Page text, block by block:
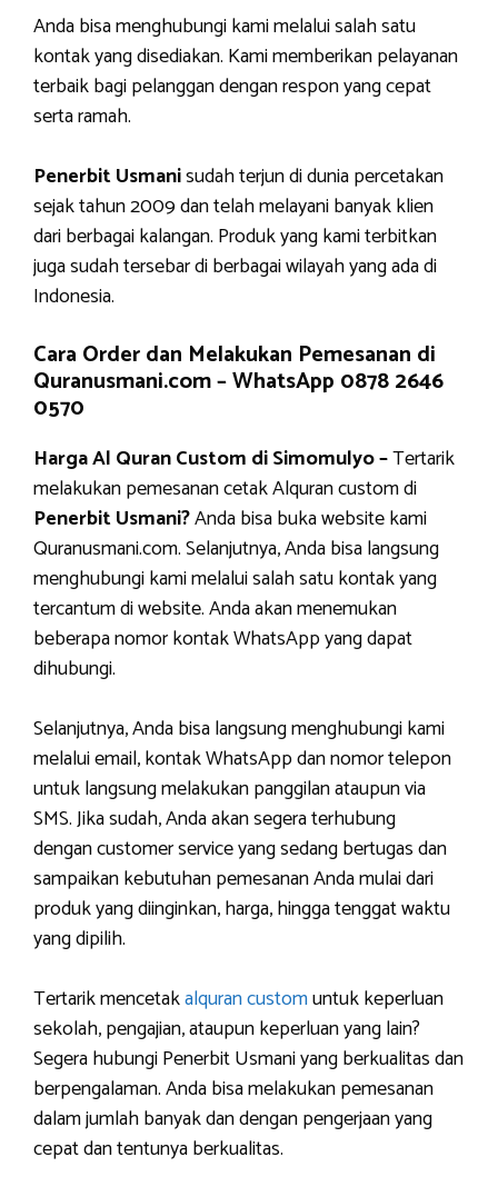
Anda bisa menghubungi kami melalui salah satu
kontak yang disediakan. Kami memberikan pelayanan
terbaik bagi pelanggan dengan respon yang cepat
serta ramah.
Penerbit Usmanisudah terjun di dunia percetakan
sejak tahun 2009 dan telah melayani banyak klien
dari berbagai kalangan. Produk yang kami terbitkan
juga sudah tersebar di berbagai wilayah yang ada di
Indonesia.
Cara Order dan Melakukan Pemesanan di
Quranusmani.com –WhatsApp 0878 2646
0570
Harga Al Quran Custom di Simomulyo –Tertarik
melakukan pemesanan cetak Alquran custom di
Penerbit Usmani?Anda bisa buka website kami
Quranusmani.com. Selanjutnya, Anda bisa langsung
menghubungi kami melalui salah satu kontak yang
tercantum di website. Anda akan menemukan
beberapa nomor kontak WhatsApp yang dapat
dihubungi.
Selanjutnya, Anda bisa langsung menghubungi kami
melalui email, kontak WhatsApp dan nomor telepon
untuk langsung melakukan panggilan ataupun via
SMS. Jika sudah, Anda akan segera terhubung
dengan customer service yang sedang bertugas dan
sampaikan kebutuhan pemesanan Anda mulai dari
produk yang diinginkan, harga, hingga tenggat waktu
yang dipilih.
Tertarik mencetakalquran customuntuk keperluan
sekolah, pengajian, ataupun keperluan yang lain?
Segera hubungi Penerbit Usmani yang berkualitas dan
berpengalaman. Anda bisa melakukan pemesanan
dalam jumlah banyak dan dengan pengerjaan yang
cepat dan tentunya berkualitas.